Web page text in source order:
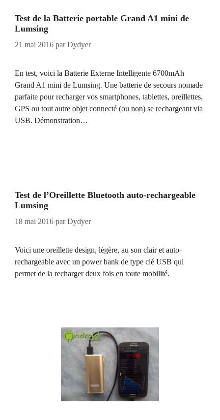
Test de la Batterie portable Grand A1 mini de
Lumsing
21 mai 2016 parDydyer
En test, voici la Batterie Externe Intelligente 6700mAh
Grand A1 mini de Lumsing. Une batterie de secours nomade
parfaite pour recharger vos smartphones, tablettes, oreillettes,
GPS ou tout autre objet connecté (ou non) se rechargeant via
USB. Démonstration…
Test de l’Oreillette Bluetooth auto-rechargeable
Lumsing
18 mai 2016 parDydyer
Voici une oreillette design, légère, au son clair et auto-
rechargeable avec un power bank de type clé USB qui
permet de la recharger deux fois en toute mobilité.